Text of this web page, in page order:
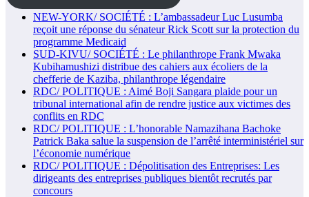
NEW-YORK/ SOCIÉTÉ : L’ambassadeur Luc Lusumba
reçoit une réponse du sénateur Rick Scott sur la protection du
programme Medicaid
SUD-KIVU/ SOCIÉTÉ : Le philanthrope Frank Mwaka
Kubihamushizi distribue des cahiers aux écoliers de la
chefferie de Kaziba, philanthrope légendaire
RDC/ POLITIQUE : Aimé Boji Sangara plaide pour un
tribunal international afin de rendre justice aux victimes des
conflits en RDC
RDC/ POLITIQUE : L’honorable Namazihana Bachoke
Patrick Baka salue la suspension de l’arrêté interministériel sur
l’économie numérique
RDC/ POLITIQUE : Dépolitisation des Entreprises: Les
dirigeants des entreprises publiques bientôt recrutés par
concours